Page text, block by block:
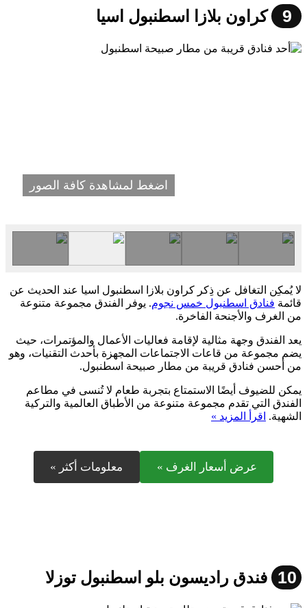
9 كراون بلازا اسطنبول اسيا
اضغط لمشاهدة كافة الصور
لا يُمكِن التغافل عن ذِكر كراون بلازا اسطنبول اسيا عند الحديث عن
قائمة فنادق اسطنبول خمس نجوم. يوفر الفندق مجموعة متنوعة
من الغرف والأجنحة الفاخرة.
يعد الفندق وجهة مثالية لإقامة فعاليات الأعمال والمؤتمرات، حيث
يضم مجموعة من قاعات الاجتماعات المجهزة بأحدث التقنيات، وهو
من أحسن فنادق قريبة من مطار صبيحة اسطنبول.
يمكن للضيوف أيضًا الاستمتاع بتجربة طعام لا تُنسى في مطاعم
الفندق التي تقدم مجموعة متنوعة من الأطباق العالمية والتركية
الشهية. اقرأ المزيد »
عرض أسعار الغرف » معلومات أكثر »
10 فندق راديسون بلو اسطنبول توزلا